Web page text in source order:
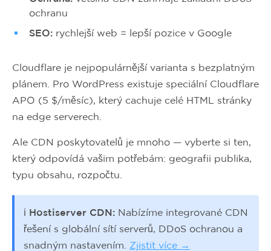
ochranu
SEO: rychlejší web = lepší pozice v Google
Cloudflare je nejpopulárnější varianta s bezplatným
plánem. Pro WordPress existuje speciální Cloudflare
APO (5 $/měsíc), který cachuje celé HTML stránky
na edge serverech.
Ale CDN poskytovatelů je mnoho — vyberte si ten,
který odpovídá vašim potřebám: geografii publika,
typu obsahu, rozpočtu.
ℹ️ Hostiserver CDN: Nabízíme integrované CDN
řešení s globální sítí serverů, DDoS ochranou a
snadným nastavením. Zjistit více →